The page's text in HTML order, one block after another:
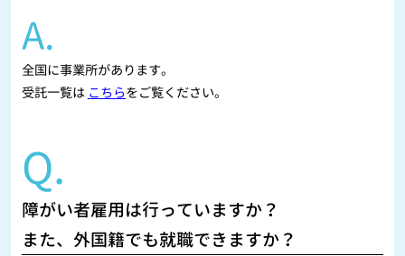
A.
全国に事業所があります。
受託一覧は こちらをご覧ください。
Q.
障がい者雇用は行っていますか？
また、外国籍でも就職できますか？